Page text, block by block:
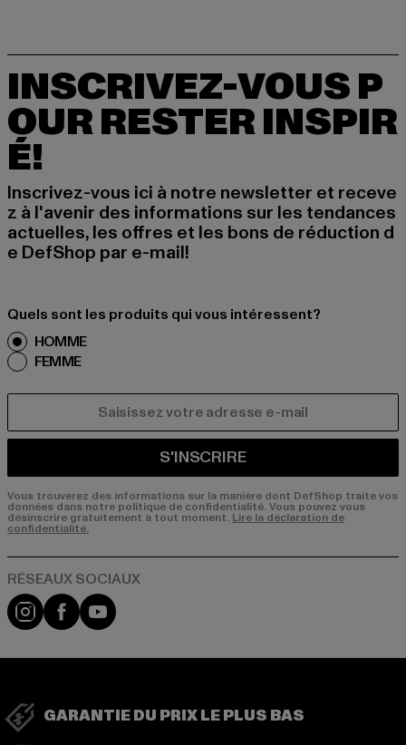
INSCRIVEZ-VOUS P
OUR RESTER INSPIR
É!
Inscrivez-vous ici à notre newsletter et receve
z à l'avenir des informations sur les tendances
actuelles, les offres et les bons de réduction d
e DefShop par e-mail!
Quels sont les produits qui vous intéressent?
HOMME
FEMME
S'INSCRIRE
Vous trouverez des informations sur la manière dont DefShop traite vos
données dans notre politique de confidentialité. Vous pouvez vous
désinscrire gratuitement à tout moment. Lire la déclaration de
confidentialité.
Visit our Instagram page:
Visit our Facebook page:
Visit our YouTube channel:
GARANTIE DU PRIX LE PLUS BAS